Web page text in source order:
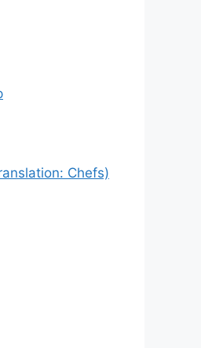
Chefs)